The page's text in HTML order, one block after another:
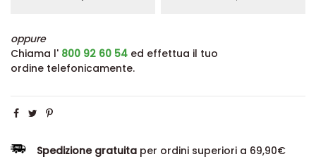
oppure
Chiama l' 800 92 60 54 ed effettua il tuo
ordine telefonicamente.
Spedizione gratuita per ordini superiori a 69,90€